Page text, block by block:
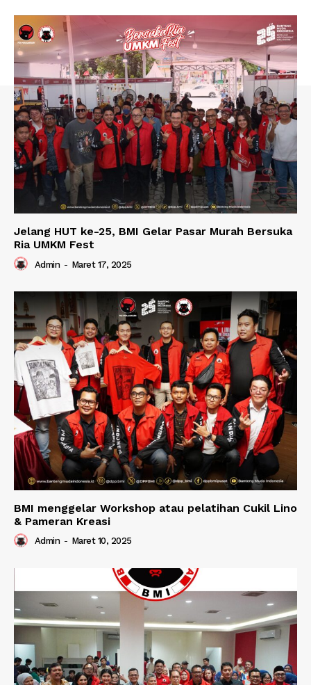
Jelang HUT ke-25, BMI Gelar Pasar Murah Bersuka
Ria UMKM Fest
Admin - Maret 17, 2025
BMI menggelar Workshop atau pelatihan Cukil Lino
& Pameran Kreasi
Admin - Maret 10, 2025